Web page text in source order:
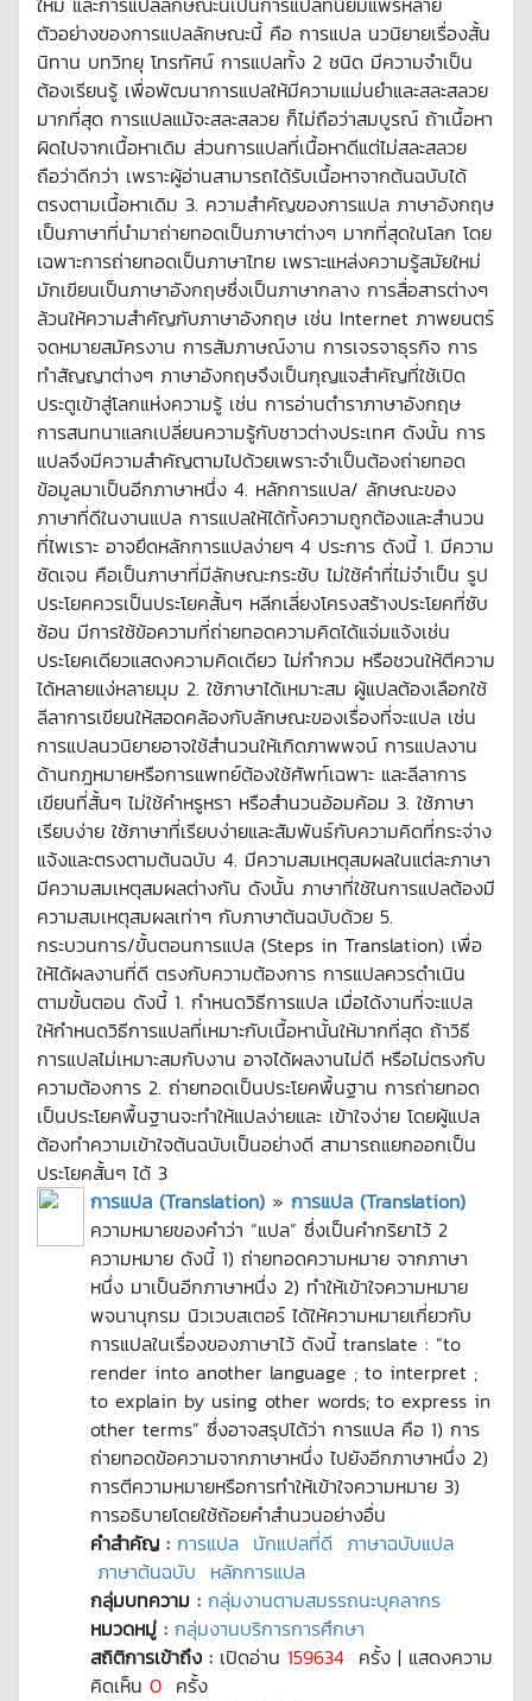
ตัวอย่างของการแปลลักษณะนี้ คือ การแปล นวนิยายเรื่องสั้น
นิทาน บทวิทยุ โทรทัศน์ การแปลทั้ง 2 ชนิด มีความจำเป็น
ต้องเรียนรู้ เพื่อพัฒนาการแปลให้มีความแม่นยำและสละสลวย
มากที่สุด การแปลแม้จะสละสลวย ก็ไม่ถือว่าสมบูรณ์ ถ้าเนื้อหา
ผิดไปจากเนื้อหาเดิม ส่วนการแปลที่เนื้อหาดีแต่ไม่สละสลวย
ถือว่าดีกว่า เพราะผู้อ่านสามารถได้รับเนื้อหาจากต้นฉบับได้
ตรงตามเนื้อหาเดิม 3. ความสำคัญของการแปล ภาษาอังกฤษ
เป็นภาษาที่นำมาถ่ายทอดเป็นภาษาต่างๆ มากที่สุดในโลก โดย
เฉพาะการถ่ายทอดเป็นภาษาไทย เพราะแหล่งความรู้สมัยใหม่
มักเขียนเป็นภาษาอังกฤษซึ่งเป็นภาษากลาง การสื่อสารต่างๆ
ล้วนให้ความสำคัญกับภาษาอังกฤษ เช่น Internet ภาพยนตร์
จดหมายสมัครงาน การสัมภาษณ์งาน การเจรจาธุรกิจ การ
ทำสัญญาต่างๆ ภาษาอังกฤษจึงเป็นกุญแจสำคัญที่ใช้เปิด
ประตูเข้าสู่โลกแห่งความรู้ เช่น การอ่านตำราภาษาอังกฤษ
การสนทนาแลกเปลี่ยนความรู้กับชาวต่างประเทศ ดังนั้น การ
แปลจึงมีความสำคัญตามไปด้วยเพราะจำเป็นต้องถ่ายทอด
ข้อมูลมาเป็นอีกภาษาหนึ่ง 4. หลักการแปล/ ลักษณะของ
ภาษาที่ดีในงานแปล การแปลให้ได้ทั้งความถูกต้องและสำนวน
ที่ไพเราะ อาจยึดหลักการแปลง่ายๆ 4 ประการ ดังนี้ 1. มีความ
ชัดเจน คือเป็นภาษาที่มีลักษณะกระชับ ไม่ใช้คำที่ไม่จำเป็น รูป
ประโยคควรเป็นประโยคสั้นๆ หลีกเลี่ยงโครงสร้างประโยคที่ซับ
ซ้อน มีการใช้ข้อความที่ถ่ายทอดความคิดได้แจ่มแจ้งเช่น
ประโยคเดียวแสดงความคิดเดียว ไม่กำกวม หรือชวนให้ตีความ
ได้หลายแง่หลายมุม 2. ใช้ภาษาได้เหมาะสม ผู้แปลต้องเลือกใช้
ลีลาการเขียนให้สอดคล้องกับลักษณะของเรื่องที่จะแปล เช่น
การแปลนวนิยายอาจใช้สำนวนให้เกิดภาพพจน์ การแปลงาน
ด้านกฎหมายหรือการแพทย์ต้องใช้ศัพท์เฉพาะ และลีลาการ
เขียนที่สั้นๆ ไม่ใช้คำหรูหรา หรือสำนวนอ้อมค้อม 3. ใช้ภาษา
เรียบง่าย ใช้ภาษาที่เรียบง่ายและสัมพันธ์กับความคิดที่กระจ่าง
แจ้งและตรงตามต้นฉบับ 4. มีความสมเหตุสมผลในแต่ละภาษา
มีความสมเหตุสมผลต่างกัน ดังนั้น ภาษาที่ใช้ในการแปลต้องมี
ความสมเหตุสมผลเท่าๆ กับภาษาต้นฉบับด้วย 5.
กระบวนการ/ขั้นตอนการแปล (Steps in Translation) เพื่อ
ให้ได้ผลงานที่ดี ตรงกับความต้องการ การแปลควรดำเนิน
ตามขั้นตอน ดังนี้ 1. กำหนดวิธีการแปล เมื่อได้งานที่จะแปล
ให้กำหนดวิธีการแปลที่เหมาะกับเนื้อหานั้นให้มากที่สุด ถ้าวิธี
การแปลไม่เหมาะสมกับงาน อาจได้ผลงานไม่ดี หรือไม่ตรงกับ
ความต้องการ 2. ถ่ายทอดเป็นประโยคพื้นฐาน การถ่ายทอด
เป็นประโยคพื้นฐานจะทำให้แปลง่ายและ เข้าใจง่าย โดยผู้แปล
ต้องทำความเข้าใจต้นฉบับเป็นอย่างดี สามารถแยกออกเป็น
ประโยคสั้นๆ ได้ 3
การแปล (Translation) » การแปล (Translation)
ความหมายของคำว่า “แปล” ซึ่งเป็นคำกริยาไว้ 2
ความหมาย ดังนี้ 1) ถ่ายทอดความหมาย จากภาษา
หนึ่ง มาเป็นอีกภาษาหนึ่ง 2) ทำให้เข้าใจความหมาย
พจนานุกรม นิวเวบสเตอร์ ได้ให้ความหมายเกี่ยวกับ
การแปลในเรื่องของภาษาไว้ ดังนี้ translate : “to
render into another language ; to interpret ;
to explain by using other words; to express in
other terms” ซึ่งอาจสรุปได้ว่า การแปล คือ 1) การ
ถ่ายทอดข้อความจากภาษาหนึ่ง ไปยังอีกภาษาหนึ่ง 2)
การตีความหมายหรือการทำให้เข้าใจความหมาย 3)
การอธิบายโดยใช้ถ้อยคำสำนวนอย่างอื่น
คำสำคัญ : การแปล นักแปลที่ดี ภาษาฉบับแปล
ภาษาต้นฉบับ หลักการแปล
กลุ่มบทความ : กลุ่มงานตามสมรรถนะบุคลากร
หมวดหมู่ : กลุ่มงานบริการการศึกษา
สถิติการเข้าถึง : เปิดอ่าน 159634 ครั้ง | แสดงความ
คิดเห็น 0 ครั้ง